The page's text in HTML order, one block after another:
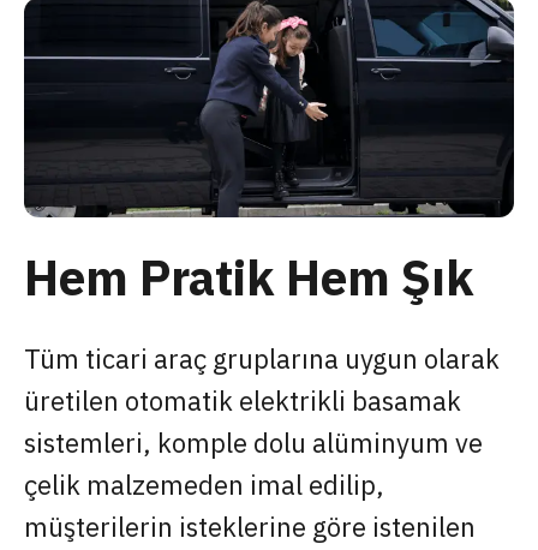
Hem Pratik Hem Şık
Tüm ticari araç gruplarına uygun olarak
üretilen otomatik elektrikli basamak
sistemleri, komple dolu alüminyum ve
çelik malzemeden imal edilip,
müşterilerin isteklerine göre istenilen